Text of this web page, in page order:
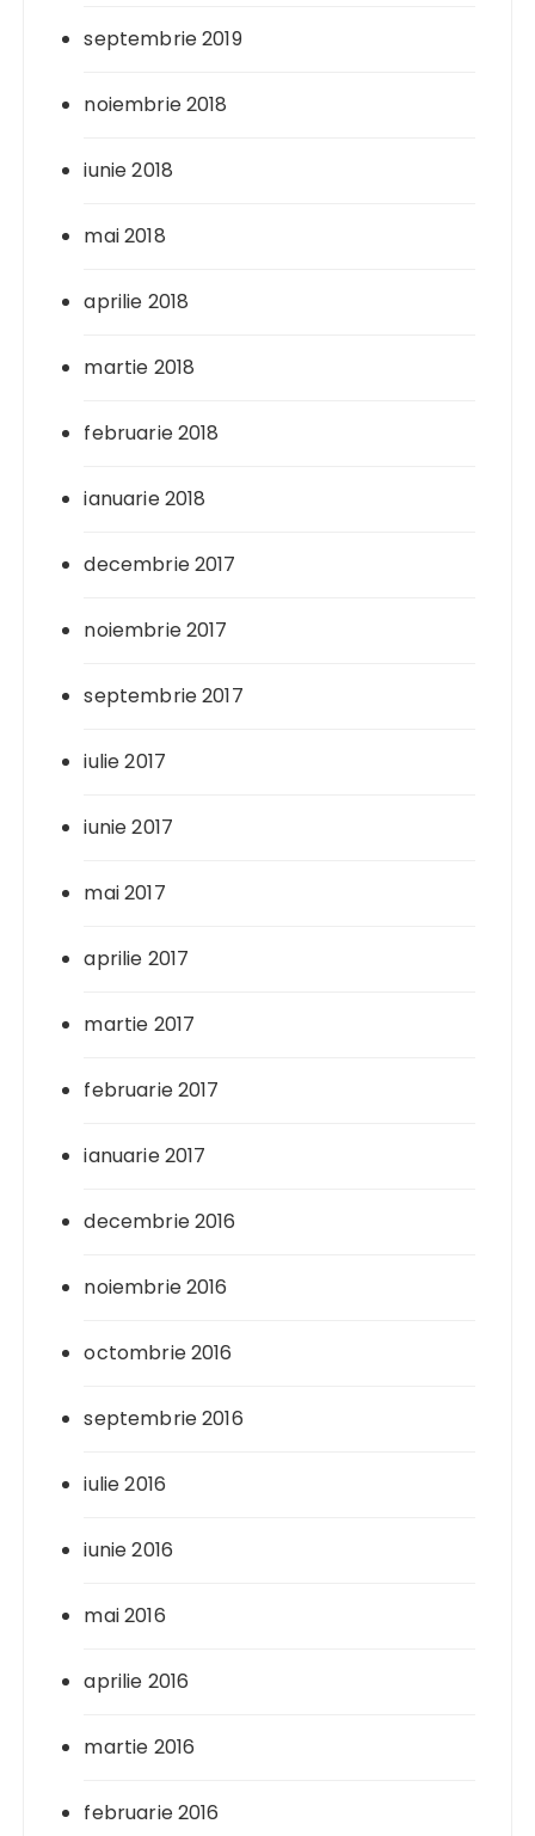
septembrie 2019
noiembrie 2018
iunie 2018
mai 2018
aprilie 2018
martie 2018
februarie 2018
ianuarie 2018
decembrie 2017
noiembrie 2017
septembrie 2017
iulie 2017
iunie 2017
mai 2017
aprilie 2017
martie 2017
februarie 2017
ianuarie 2017
decembrie 2016
noiembrie 2016
octombrie 2016
septembrie 2016
iulie 2016
iunie 2016
mai 2016
aprilie 2016
martie 2016
februarie 2016